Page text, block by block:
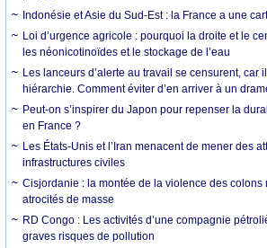
Indonésie et Asie du Sud-Est : la France a une
Loi d’urgence agricole : pourquoi la droite et le
les néonicotinoïdes et le stockage de l’eau
Les lanceurs d’alerte au travail se censurent, car
hiérarchie. Comment éviter d’en arriver à un
Peut-on s’inspirer du Japon pour repenser la
en France ?
Les États-Unis et l’Iran menacent de mener des
infrastructures civiles
Cisjordanie : la montée de la violence des colons
atrocités de masse
RD Congo : Les activités d’une compagnie
graves risques de pollution